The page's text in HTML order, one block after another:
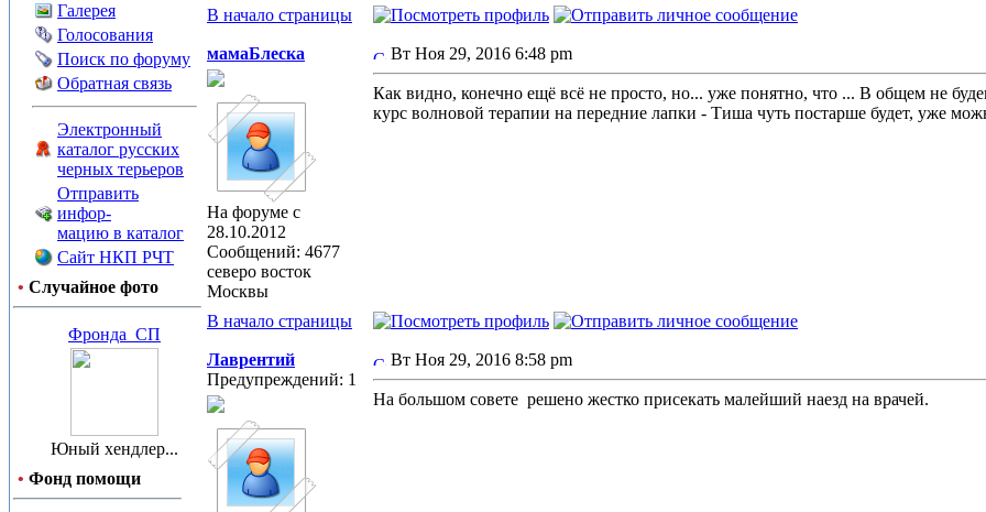
Галерея
Голосования
Поиск по форуму
Обратная связь
Электронный
каталог русских
черных терьеров
Отправить
инфор-
мацию в каталог
Сайт НКП РЧТ
• Случайное фото
Фронда_СП
Юный хендлер...
• Фонд помощи
В начало страницы
мамаБлеска
На форуме с
28.10.2012
Сообщений: 4677
северо восток
Москвы
Вт Ноя 29, 2016 6:48 pm
Как видно, конечно ещё всё не просто, но... уже понятно, что ... В общем не
курс волновой терапии на передние лапки - Тиша чуть постарше будет, уже
В начало страницы
Лаврентий
Предупреждений: 1
Вт Ноя 29, 2016 8:58 pm
На большом совете решено жестко присекать малейший наезд на врачей.